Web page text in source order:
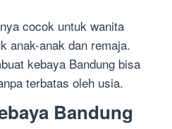
cocok untuk wanita
anak-anak dan remaja.
kebaya Bandung bisa
terbatas oleh usia.
Bandung